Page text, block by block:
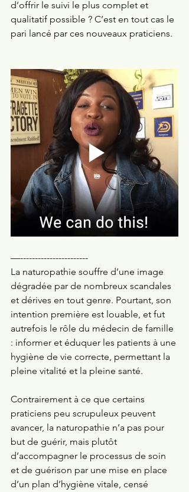
d’offrir le suivi le plus complet et
qualitatif possible ? C’est en tout cas le
pari lancé par ces nouveaux praticiens.
—-----------------------
La naturopathie souffre d’une image
dégradée par de nombreux scandales
et dérives en tout genre. Pourtant, son
intention première est louable, et fut
autrefois le rôle du médecin de famille
: informer et éduquer les patients à une
hygiène de vie correcte, permettant la
pleine vitalité et la pleine santé.
Contrairement à ce que certains
praticiens peu scrupuleux peuvent
avancer, la naturopathie n’a pas pour
but de guérir, mais plutôt
d’accompagner le processus de soin
et de guérison par une mise en place
d’un plan d’hygiène vitale, censé